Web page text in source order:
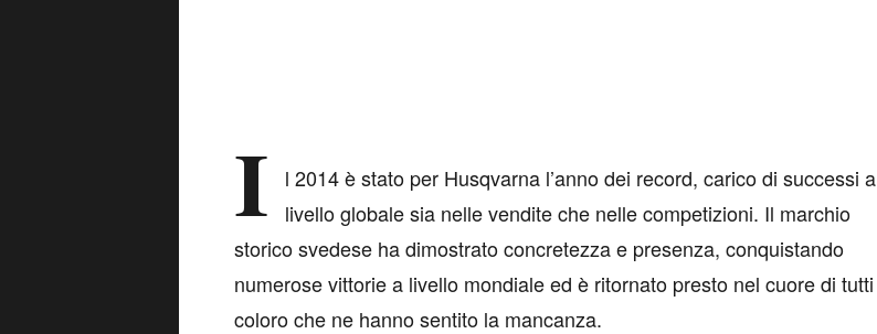
I
l 2014 è stato per Husqvarna l’anno dei record, carico di successi a
livello globale sia nelle vendite che nelle competizioni. Il marchio
storico svedese ha dimostrato concretezza e presenza, conquistando
numerose vittorie a livello mondiale ed è ritornato presto nel cuore di tutti
coloro che ne hanno sentito la mancanza.